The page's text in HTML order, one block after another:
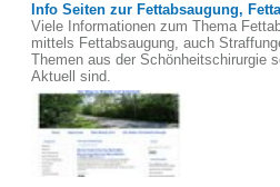
Info Seiten zur Fettabsaugung,
Viele Informationen zum Thema
mittels Fettabsaugung, auch
Themen aus der Schönheitschirurgie
Aktuell sind.